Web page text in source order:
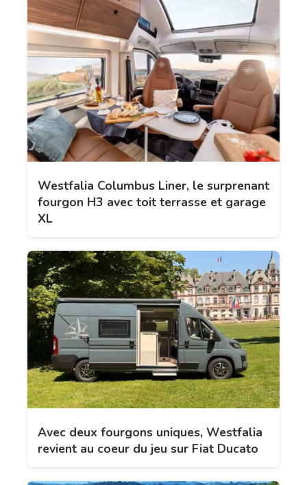
Westfalia Columbus Liner, le surprenant
fourgon H3 avec toit terrasse et garage
XL
Avec deux fourgons uniques, Westfalia
revient au coeur du jeu sur Fiat Ducato